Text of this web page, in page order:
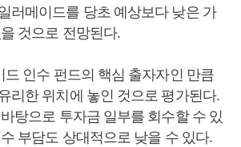
러메이드를 당초 예상보다 낮은 가
것으로 전망된다.
드 인수 펀드의 핵심 출자자인 만큼
리한 위치에 놓인 것으로 평가된다.
탕으로 투자금 일부를 회수할 수 있
부담도 상대적으로 낮을 수 있다.